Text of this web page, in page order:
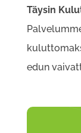
Täysin
edun